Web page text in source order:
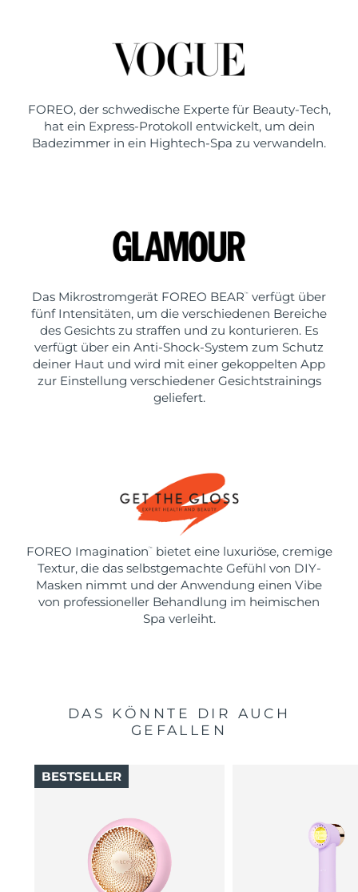
FOREO, der schwedische Experte für Beauty-Tech,
hat ein Express-Protokoll entwickelt, um dein
Badezimmer in ein Hightech-Spa zu verwandeln.
Das Mikrostromgerät FOREO BEAR ™
verfügt über
fünf Intensitäten, um die verschiedenen Bereiche
des Gesichts zu straffen und zu konturieren. Es
verfügt über ein Anti-Shock-System zum Schutz
deiner Haut und wird mit einer gekoppelten App
zur Einstellung verschiedener Gesichtstrainings
geliefert.
FOREO Imagination ™
bietet eine luxuriöse, cremige
Textur, die das selbstgemachte Gefühl von DIY-
Masken nimmt und der Anwendung einen Vibe
von professioneller Behandlung im heimischen
Spa verleiht.
DAS KÖNNTE DIR AUCH
GEFALLEN
BESTSELLER